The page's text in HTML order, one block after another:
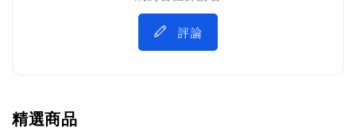
評論
精選商品